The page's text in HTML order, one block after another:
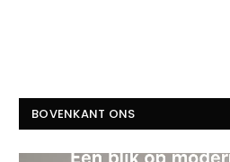
BOVENKANT ONS